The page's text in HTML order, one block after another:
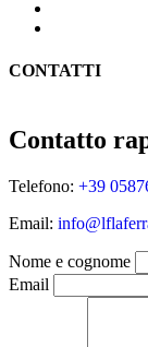
CONTATTI
Contatto
Telefono: +39
Email:
Nome e cognome
Email